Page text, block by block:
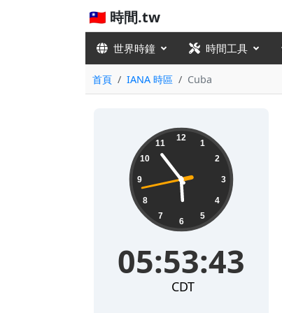
🇹🇼 時間.tw
世界時鐘 時間工具
首頁 IANA 時區 Cuba
05:53:44 12
1
2
3
4
5
6
7
8
9
10
11
05:53:44
CDT